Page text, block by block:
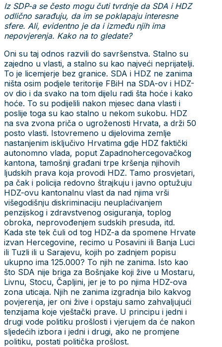
Iz SDP-a se često mogu čuti tvrdnje da SDA i HDZ
odlično sarađuju, da im se poklapaju interesne
sfere. Ali, evidentno je da i između njih ima
nepovjerenja. Kako na to gledate?
Oni su taj odnos razvili do savršenstva. Stalno su
zajedno u vlasti, a stalno su kao najveći neprijatelji.
To je licemjerje bez granice. SDA i HDZ ne zanima
ništa osim podjele teritorije FBiH na SDA-ov i HDZ-
ov dio i da svako na tom dijelu radi šta hoće i kako
hoće. To su podijelili nakon mjesec dana vlasti i
poslije toga su kao stalno u nekom sukobu. HDZ
na sva zvona priča o ugroženosti Hrvata, a drži 50
posto vlasti. Istovremeno u dijelovima zemlje
nastanjenim isključivo Hrvatima gdje HDZ faktički
autonomno vlada, poput Zapadnohercegovačkog
kantona, tamošnji građani trpe kršenja njihovih
ljudskih prava koja provodi HDZ. Tamo prosvjetari,
pa čak i policija redovno štrajkuju i javno optužuju
HDZ-ovu kantonalnu vlast da nad njima vrši
višegodišnju diskriminaciju neuplaćivanjem
penzijskog i zdravstvenog osiguranja, toplog
obroka, neprovođenjem sudskih presuda, itd.
Kada ste tek čuli od tog HDZ-a da spomene Hrvate
izvan Hercegovine, recimo u Posavini ili Banja Luci
ili Tuzli ili u Sarajevu, kojih po zadnjem popisu
ukupno ima 125.000? To njih ne zanima. Isto kao
što SDA nije briga za Bošnjake koji žive u Mostaru,
Livnu, Stocu, Čapljini, jer je to po njima HDZ-ova
zona uticaja. Njih ne zanima izgradnja bilo kakvog
povjerenja, jer oni žive i opstaju samo zahvaljujući
tenzijama koje vještački prave. U principu i jedni i
drugi vode politiku prošlosti i vjerujem da će nakon
sljedećih izbora i jedni i drugi, ako ne promjene
politiku, postati politička prošlost.